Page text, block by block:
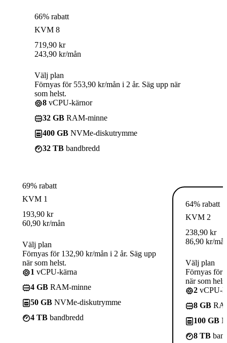
66% rabatt
KVM 8
719,90 kr
243,90 kr/mån
Välj plan
Förnyas för 553,90 kr/mån i 2 år. Säg upp när
som helst.
8 vCPU-kärnor
32 GB RAM-minne
400 GB NVMe-diskutrymme
32 TB bandbredd
69% rabatt
KVM 1
193,90 kr
60,90 kr/mån
Välj plan
Förnyas för 132,90 kr/mån i 2 år. Säg upp
när som helst.
1 vCPU-kärna
4 GB RAM-minne
50 GB NVMe-diskutrymme
4 TB bandbredd
64% rabatt
KVM 2
238,90 kr
86,90 kr/
Välj plan
Förnyas för
när som
2 vCPU-
8 GB
100 GB
8 TB